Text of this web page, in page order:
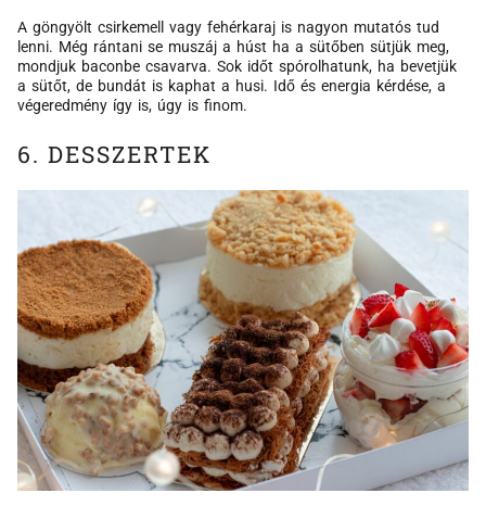
A göngyölt csirkemell vagy fehérkaraj is nagyon mutatós tud
lenni. Még rántani se muszáj a húst ha a sütőben sütjük meg,
mondjuk baconbe csavarva. Sok időt spórolhatunk, ha bevetjük
a sütőt, de bundát is kaphat a husi. Idő és energia kérdése, a
végeredmény így is, úgy is finom.
6. DESSZERTEK